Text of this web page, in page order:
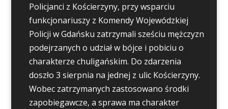
Policjanci z Kościerzyny, przy wsparciu
funkcjonariuszy z Komendy Wojewódzkiej
Policji w Gdańsku zatrzymali sześciu mężczyzn
podejrzanych o udział w bójce i pobiciu o
charakterze chuligańskim. Do zdarzenia
doszło 3 sierpnia na jednej z ulic Kościerzyny.
Wobec zatrzymanych zastosowano środki
zapobiegawcze, a sprawa ma charakter